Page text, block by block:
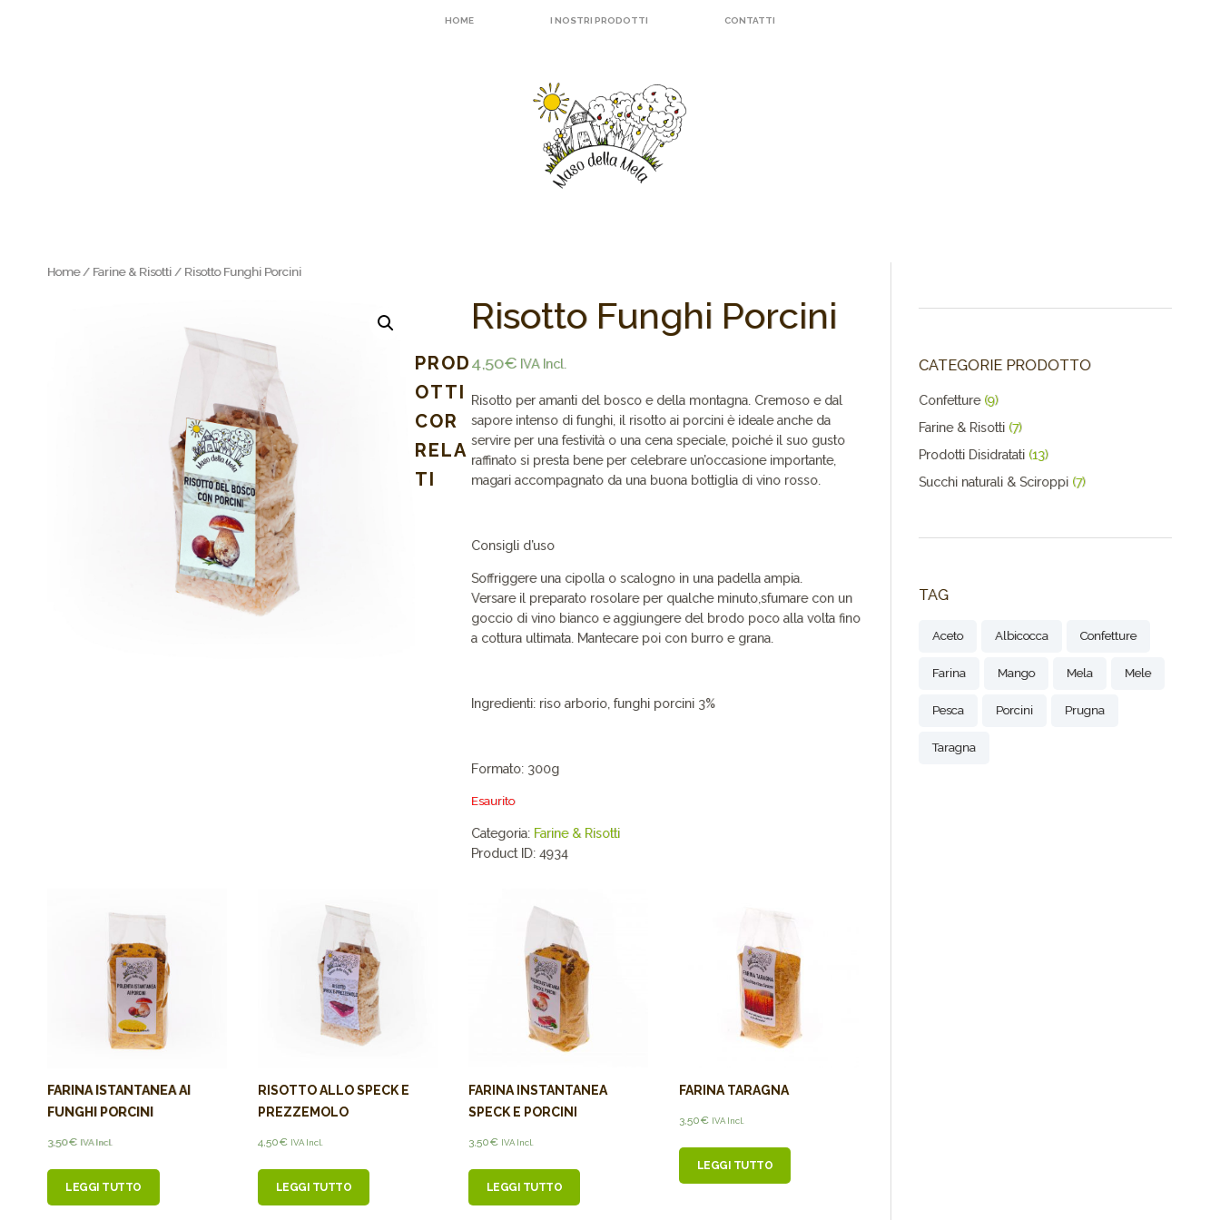
HOME I NOSTRI PRODOTTI CONTATTI
Home/ Farine & Risotti / Risotto Funghi Porcini
Risotto Funghi Porcini
4,50€ IVA Incl.
Risotto per amanti del bosco e della montagna. Cremoso e dal
sapore intenso di funghi, il risotto ai porcini è ideale anche da
servire per una festività o una cena speciale, poiché il suo gusto
raffinato si presta bene per celebrare un’occasione importante,
magari accompagnato da una buona bottiglia di vino rosso.
Consigli d’uso
Soffriggere una cipolla o scalogno in una padella ampia.
Versare il preparato rosolare per qualche minuto,sfumare con un
goccio di vino bianco e aggiungere del brodo poco alla volta fino
a cottura ultimata. Mantecare poi con burro e grana.
Ingredienti: riso arborio, funghi porcini 3%
Formato: 300g
Esaurito
Categoria: Farine & Risotti
Product ID:4934
PROD
OTTI
COR
RELA
TI
FARINA ISTANTANEA AI
FUNGHI PORCINI
3,50€ IVA Incl.
LEGGI TUTTO
RISOTTO ALLO SPECK E
PREZZEMOLO
4,50€ IVA Incl.
LEGGI TUTTO
FARINA INSTANTANEA
SPECK E PORCINI
3,50€ IVA Incl.
LEGGI TUTTO
FARINA TARAGNA
3,50€ IVA Incl.
LEGGI TUTTO
CATEGORIE PRODOTTO
Confetture (9)
Farine & Risotti (7)
Prodotti Disidratati (13)
Succhi naturali & Sciroppi (7)
TAG
Aceto Albicocca Confetture
Farina Mango Mela Mele
Pesca Porcini Prugna
Taragna